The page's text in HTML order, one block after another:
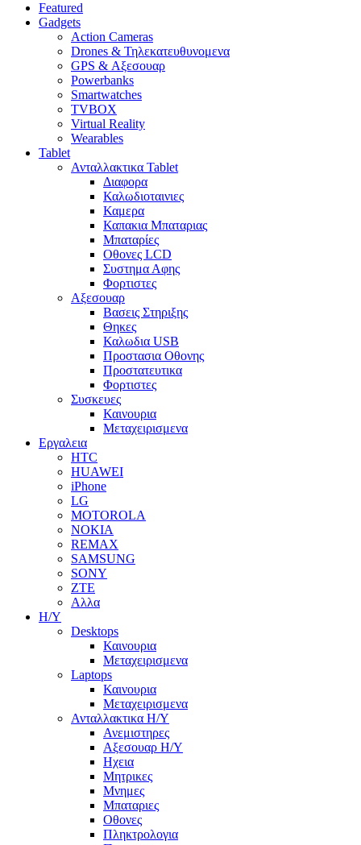
Featured
Gadgets
Action Cameras
Drones & Τηλεκατευθυνομενα
GPS & Αξεσουαρ
Powerbanks
Smartwatches
TVBOX
Virtual Reality
Wearables
Tablet
Ανταλλακτικα Tablet
Διαφορα
Καλωδιοταινιες
Καμερα
Καπακια Μπαταριας
Μπαταρίες
Οθονες LCD
Συστημα Αφης
Φορτιστες
Αξεσουαρ
Βασεις Στηριξης
Θηκες
Καλωδια USB
Προστασια Οθονης
Προστατευτικα
Φορτιστες
Συσκευες
Καινουρια
Μεταχειρισμενα
Εργαλεια
HTC
HUAWEI
iPhone
LG
MOTOROLA
NOKIA
REMAX
SAMSUNG
SONY
ZTE
Αλλα
Η/Υ
Desktops
Καινουρια
Μεταχειρισμενα
Laptops
Καινουρια
Μεταχειρισμενα
Ανταλλακτικα H/Y
Ανεμιστηρες
Αξεσουαρ Η/Υ
Ηχεια
Μητρικες
Μνημες
Μπαταριες
Οθονες
Πληκτρολογια